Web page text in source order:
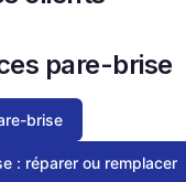
pare-brise
brise
: réparer ou remplacer